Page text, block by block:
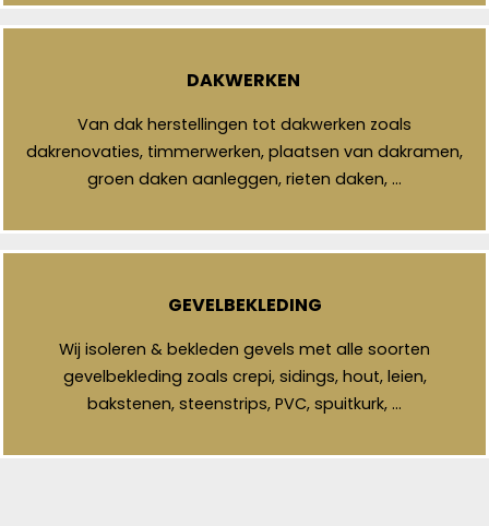
DAKWERKEN
Van dak herstellingen tot dakwerken zoals
dakrenovaties, timmerwerken, plaatsen van dakramen,
groen daken aanleggen, rieten daken, …
GEVELBEKLEDING
Wij isoleren & bekleden gevels met alle soorten
gevelbekleding zoals crepi, sidings, hout, leien,
bakstenen, steenstrips, PVC, spuitkurk, …